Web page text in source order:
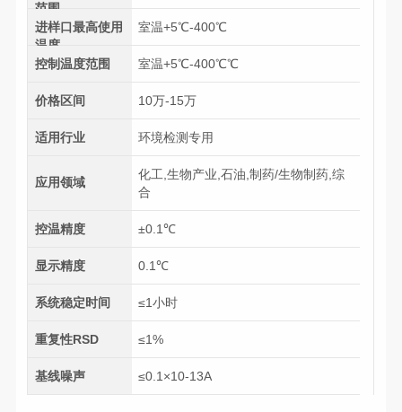
范围
进样口最高使用
温度
室温+5℃-400℃
控制温度范围 室温+5℃-400℃℃
价格区间 10万-15万
适用行业 环境检测专用
应用领域
化工,生物产业,石油,制药/生物制药,综
合
控温精度 ±0.1℃
显示精度 0.1℃
系统稳定时间 ≤1小时
重复性RSD ≤1%
基线噪声 ≤0.1×10-13A